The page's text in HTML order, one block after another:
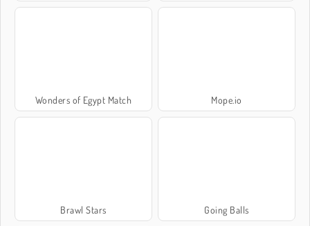
Wonders of Egypt Match Mope.io
Brawl Stars Going Balls